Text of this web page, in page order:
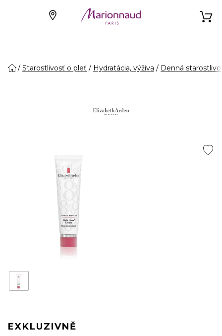
Starostlivosť o pleť Hydratácia, výživa Denná
EXKLUZIVNĚ